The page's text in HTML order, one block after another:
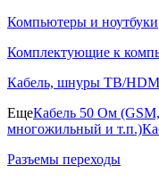
Компьютеры и ноутбуки
Комплектующие к
Кабель, шнуры ТВ/
ЕщеКабель 50 Ом
многожильный и т.п.)
Разъемы переходы